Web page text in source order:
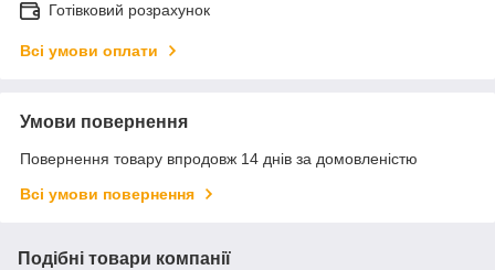
Готівковий розрахунок
Всі умови оплати
Умови повернення
Повернення товару впродовж 14 днів за домовленістю
Всі умови повернення
Подібні товари компанії